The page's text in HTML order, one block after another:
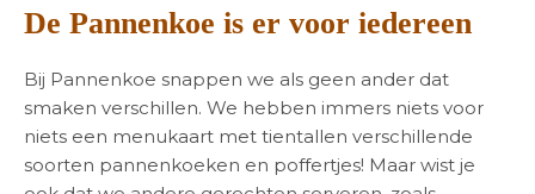
De Pannenkoe is er voor iedereen
Bij Pannenkoe snappen we als geen ander dat
smaken verschillen. We hebben immers niets voor
niets een menukaart met tientallen verschillende
soorten pannenkoeken en poffertjes! Maar wist je